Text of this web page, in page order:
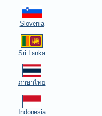
Slovenia
Sri Lanka
ภาษาไทย
Indonesia